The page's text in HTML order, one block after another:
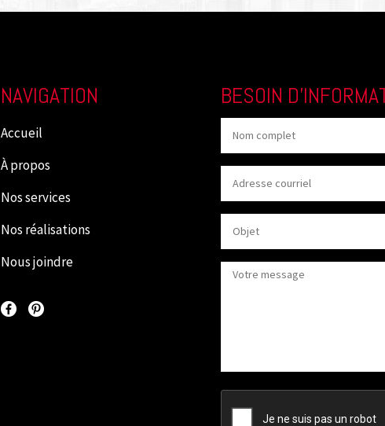
NAVIGATION
Accueil
À propos
Nos services
Nos réalisations
Nous joindre
BESOIN